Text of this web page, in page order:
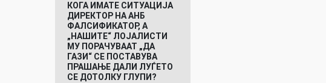
КОГА ИМАТЕ СИТУАЦИЈА
ДИРЕКТОР НА АНБ
ФАЛСИФИКАТОР, А
„НАШИТЕ“ ЛОЈАЛИСТИ
МУ ПОРАЧУВААТ „ДА
ГАЗИ“ СЕ ПОСТАВУВА
ПРАШАЊЕ ДАЛИ ЛУЃЕТО
СЕ ДОТОЛКУ ГЛУПИ?